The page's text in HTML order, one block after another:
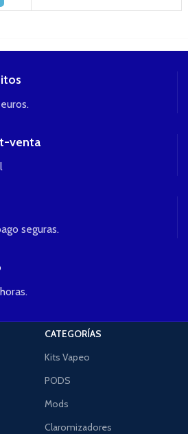
venta
seguras.
CATEGORÍAS
Kits Vapeo
PODS
Mods
Claromizadores